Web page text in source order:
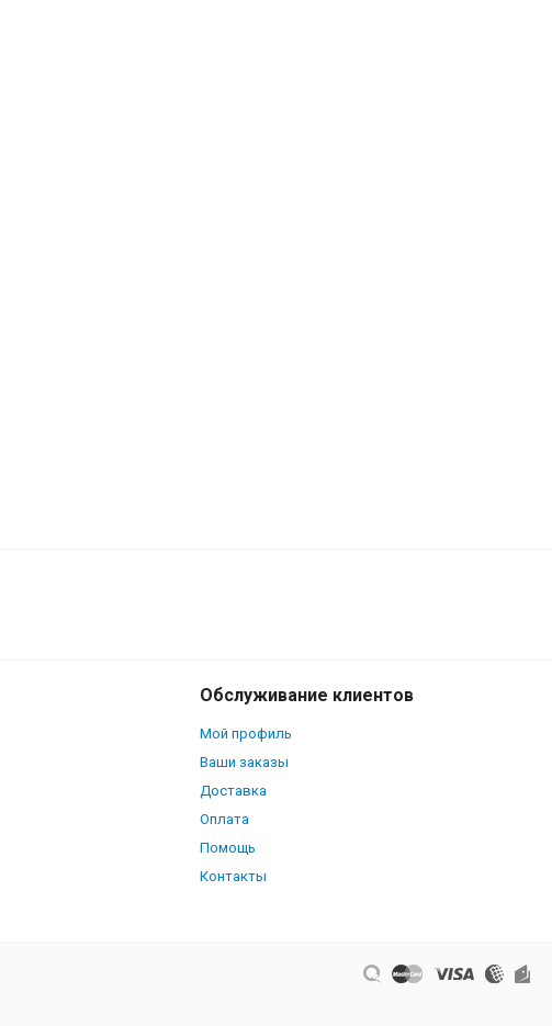
Обслуживание клиентов
Мой профиль
Ваши заказы
Доставка
Оплата
Помощь
Контакты